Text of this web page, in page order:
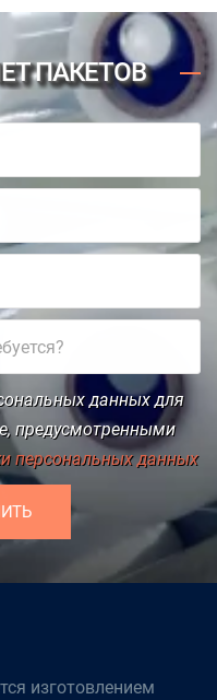
ПАКЕТОВ
данных для
предусмотренными
персональных данных
изготовлением